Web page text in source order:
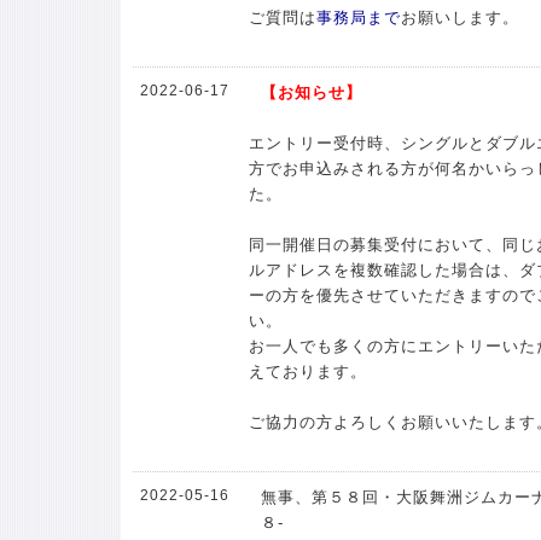
ご質問は事務局までお願いします。
2022-06-17 【お知らせ】
エントリー受付時、シングルとダブ
方でお申込みされる方が何名かいらっ
た。
同一開催日の募集受付において、同
ルアドレスを複数確認した場合は、
ーの方を優先させていただきますの
い。
お一人でも多くの方にエントリーい
えております。
ご協力の方よろしくお願いいたします
2022-05-16
無事、第５８回・大阪舞洲ジムカー
８-